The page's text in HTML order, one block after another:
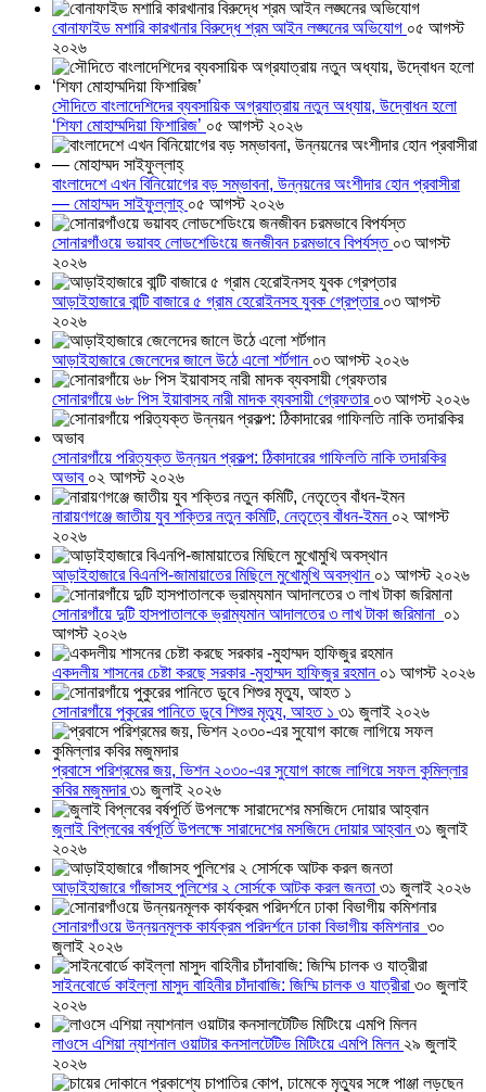
বোনাফাইড মশারি কারখানার বিরুদ্ধে শ্রম আইন লঙ্ঘনের অভিযোগ ০৫ আগস্ট
২০২৬
সৌদিতে বাংলাদেশিদের ব্যবসায়িক অগ্রযাত্রায় নতুন অধ্যায়, উদ্বোধন হলো
‘শিফা মোহাম্মদিয়া ফিশারিজ’ ০৫ আগস্ট ২০২৬
বাংলাদেশে এখন বিনিয়োগের বড় সম্ভাবনা, উন্নয়নের অংশীদার হোন প্রবাসীরা
— মোহাম্মদ সাইফুল্লাহ্ ০৫ আগস্ট ২০২৬
সোনারগাঁওয়ে ভয়াবহ লোডশেডিংয়ে জনজীবন চরমভাবে বিপর্যস্ত ০৩ আগস্ট
২০২৬
আড়াইহাজারে বান্টি বাজারে ৫ গ্রাম হেরোইনসহ যুবক গ্রেপ্তার ০৩ আগস্ট
২০২৬
আড়াইহাজারে জেলেদের জালে উঠে এলো শর্টগান ০৩ আগস্ট ২০২৬
সোনারগাঁয়ে ৬৮ পিস ইয়াবাসহ নারী মাদক ব্যবসায়ী গ্রেফতার ০৩ আগস্ট ২০২৬
সোনারগাঁয়ে পরিত্যক্ত উন্নয়ন প্রকল্প: ঠিকাদারের গাফিলতি নাকি তদারকির
অভাব ০২ আগস্ট ২০২৬
নারায়ণগঞ্জে জাতীয় যুব শক্তির নতুন কমিটি, নেতৃত্বে বাঁধন-ইমন ০২ আগস্ট
২০২৬
আড়াইহাজারে বিএনপি-জামায়াতের মিছিলে মুখোমুখি অবস্থান ০১ আগস্ট ২০২৬
সোনারগাঁয়ে দুটি হাসপাতালকে ভ্রাম্যমান আদালতের ৩ লাখ টাকা জরিমানা ০১
আগস্ট ২০২৬
একদলীয় শাসনের চেষ্টা করছে সরকার -মুহাম্মদ হাফিজুর রহমান ০১ আগস্ট ২০২৬
সোনারগাঁয়ে পুকুরের পানিতে ডুবে শিশুর মৃত্যু, আহত ১ ৩১ জুলাই ২০২৬
প্রবাসে পরিশ্রমের জয়, ভিশন ২০৩০-এর সুযোগ কাজে লাগিয়ে সফল কুমিল্লার
কবির মজুমদার৩১ জুলাই ২০২৬
জুলাই বিপ্লবের বর্ষপূর্তি উপলক্ষে সারাদেশের মসজিদে দোয়ার আহ্বান৩১ জুলাই
২০২৬
আড়াইহাজারে গাঁজাসহ পুলিশের ২ সোর্সকে আটক করল জনতা ৩১ জুলাই ২০২৬
সোনারগাঁওয়ে উন্নয়নমূলক কার্যক্রম পরিদর্শনে ঢাকা বিভাগীয় কমিশনার ৩০
জুলাই ২০২৬
সাইনবোর্ডে কাইল্লা মাসুদ বাহিনীর চাঁদাবাজি: জিম্মি চালক ও যাত্রীরা ৩০ জুলাই
২০২৬
লাওসে এশিয়া ন্যাশনাল ওয়াটার কনসালটেটিভ মিটিংয়ে এমপি মিলন ২৯ জুলাই
২০২৬